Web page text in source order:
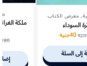
,معرض الكتاب
السوداء
جنيه40جنيه
إلى السلة
ملكة
180